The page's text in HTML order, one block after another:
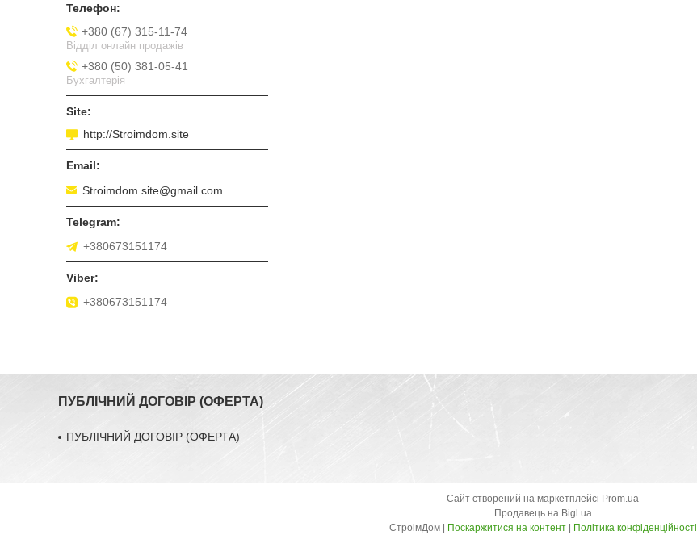
+380 (67) 315-11-74
Відділ онлайн продажів
+380 (50) 381-05-41
Бухгалтерія
http://Stroimdom.site
Stroimdom.site@gmail.com
+380673151174
+380673151174
ПУБЛІЧНИЙ ДОГОВІР (ОФЕРТА)
ПУБЛІЧНИЙ ДОГОВІР (ОФЕРТА)
Сайт створений на маркетплейсі Prom.ua
Продавець на Bigl.ua
СтроімДом | Поскаржитися на контент | Політика конфіденційності